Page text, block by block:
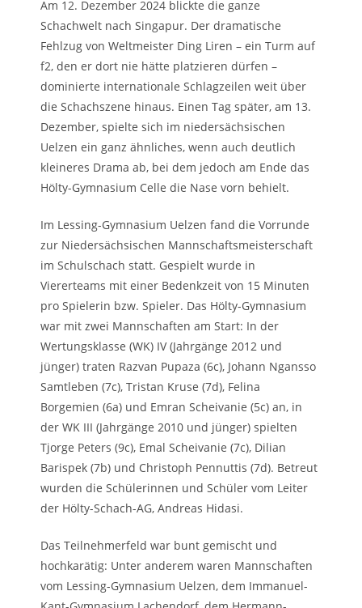
Am 12. Dezember 2024 blickte die ganze
Schachwelt nach Singapur. Der dramatische
Fehlzug von Weltmeister Ding Liren – ein Turm auf
f2, den er dort nie hätte platzieren dürfen –
dominierte internationale Schlagzeilen weit über
die Schachszene hinaus. Einen Tag später, am 13.
Dezember, spielte sich im niedersächsischen
Uelzen ein ganz ähnliches, wenn auch deutlich
kleineres Drama ab, bei dem jedoch am Ende das
Hölty-Gymnasium Celle die Nase vorn behielt.
Im Lessing-Gymnasium Uelzen fand die Vorrunde
zur Niedersächsischen Mannschaftsmeisterschaft
im Schulschach statt. Gespielt wurde in
Viererteams mit einer Bedenkzeit von 15 Minuten
pro Spielerin bzw. Spieler. Das Hölty-Gymnasium
war mit zwei Mannschaften am Start: In der
Wertungsklasse (WK) IV (Jahrgänge 2012 und
jünger) traten Razvan Pupaza (6c), Johann Ngansso
Samtleben (7c), Tristan Kruse (7d), Felina
Borgemien (6a) und Emran Scheivanie (5c) an, in
der WK III (Jahrgänge 2010 und jünger) spielten
Tjorge Peters (9c), Emal Scheivanie (7c), Dilian
Barispek (7b) und Christoph Pennuttis (7d). Betreut
wurden die Schülerinnen und Schüler vom Leiter
der Hölty-Schach-AG, Andreas Hidasi.
Das Teilnehmerfeld war bunt gemischt und
hochkarätig: Unter anderem waren Mannschaften
vom Lessing-Gymnasium Uelzen, dem Immanuel-